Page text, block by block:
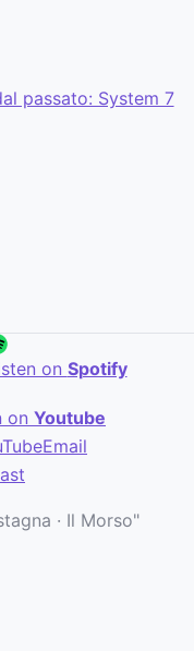
passato: System 7
on Spotify
on Youtube
Email
· Il Morso"